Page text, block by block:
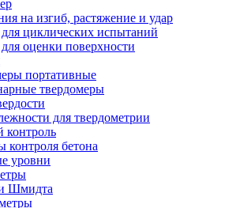
на изгиб, растяжение и удар
циклических испытаний
оценки поверхности
портативные
твердомеры
для твердометрии
контроль
контроля бетона
уровни
Шмидта